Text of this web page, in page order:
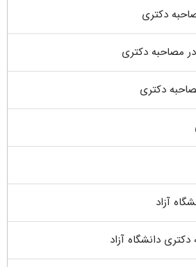
دکتری
مصاحبه دکتری
دکتری
آزاد
دانشگاه آزاد